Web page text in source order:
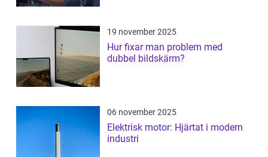
19 november 2025
Hur fixar man problem med
dubbel bildskärm?
06 november 2025
Elektrisk motor: Hjärtat i modern
industri